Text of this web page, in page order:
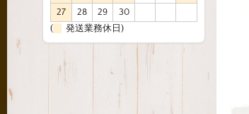
27
28 29
30
(
発送業務休日)